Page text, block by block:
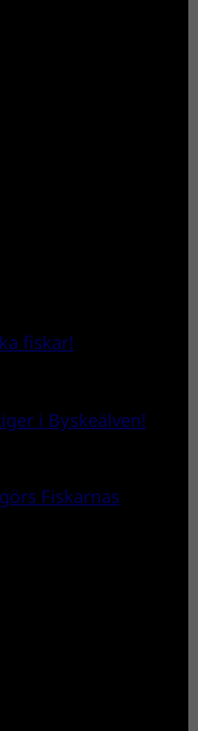
fiskar!
i Byskeälven!
Fiskarnas